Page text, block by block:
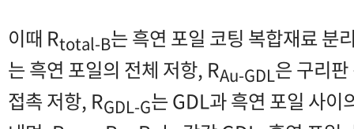
이때 Rtotal-B는 흑연 포일 코팅 복합재료 분
는 흑연 포일의 전체 저항, RAu-GDL은 구리
접촉 저항, RGDL-G는 GDL과 흑연 포일 사이